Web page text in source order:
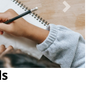
Dalej